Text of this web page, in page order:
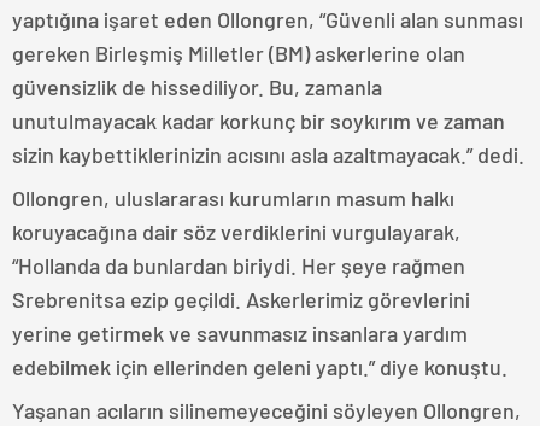
yaptığına işaret eden Ollongren, “Güvenli alan sunması
gereken Birleşmiş Milletler (BM) askerlerine olan
güvensizlik de hissediliyor. Bu, zamanla
unutulmayacak kadar korkunç bir soykırım ve zaman
sizin kaybettiklerinizin acısını asla azaltmayacak.” dedi.
Ollongren, uluslararası kurumların masum halkı
koruyacağına dair söz verdiklerini vurgulayarak,
“Hollanda da bunlardan biriydi. Her şeye rağmen
Srebrenitsa ezip geçildi. Askerlerimiz görevlerini
yerine getirmek ve savunmasız insanlara yardım
edebilmek için ellerinden geleni yaptı.” diye konuştu.
Yaşanan acıların silinemeyeceğini söyleyen Ollongren,